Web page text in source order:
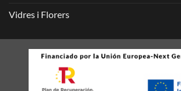
Vidres i Florers